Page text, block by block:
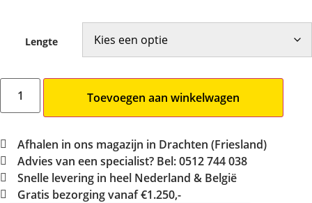
Lengte
Toevoegen aan winkelwagen
Afhalen in ons magazijn in Drachten (Friesland)
Advies van een specialist? Bel: 0512 744 038
Snelle levering in heel Nederland & België
Gratis bezorging vanaf €1.250,-